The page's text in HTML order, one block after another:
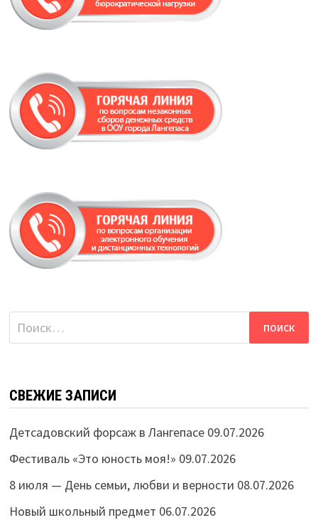
Найти:
СВЕЖИЕ ЗАПИСИ
Детсадовский форсаж в Лангепасе 09.07.2026
Фестиваль «Это юность моя!» 09.07.2026
8 июля — День семьи, любви и верности 08.07.2026
Новый школьный предмет 06.07.2026